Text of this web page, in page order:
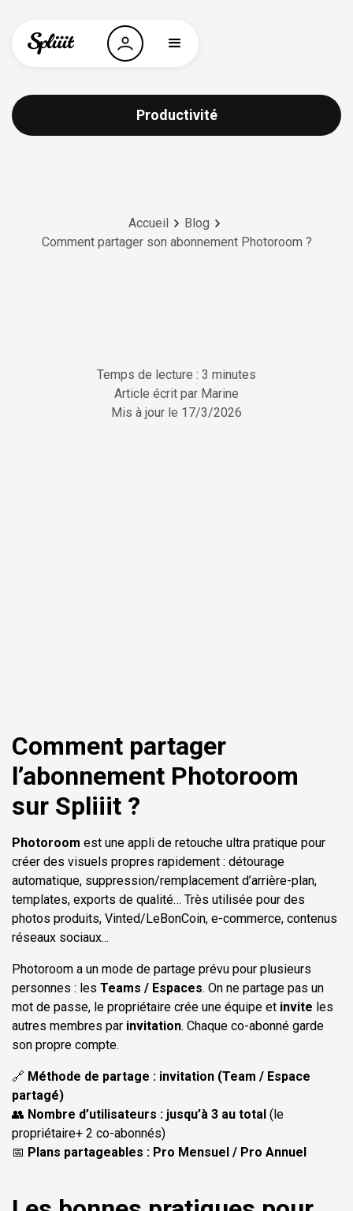
Productivité
Accueil
Blog
Comment partager son abonnement Photoroom ?
Temps de lecture : 3 minutes
Article écrit par Marine
Mis à jour le 17/3/2026
Comment partager
l’abonnement Photoroom
sur Spliiit ?
Photoroom est une appli de retouche ultra pratique pour
créer des visuels propres rapidement : détourage
automatique, suppression/remplacement d’arrière-plan,
templates, exports de qualité… Très utilisée pour des
photos produits, Vinted/LeBonCoin, e-commerce, contenus
réseaux sociaux...
Photoroom a un mode de partage prévu pour plusieurs
personnes : les Teams / Espaces. On ne partage pas un
mot de passe, le propriétaire crée une équipe et invite les
autres membres par invitation. Chaque co-abonné garde
son propre compte.
🔗 Méthode de partage : invitation (Team / Espace
partagé)
👥 Nombre d’utilisateurs : jusqu’à 3 au total (le
propriétaire+ 2 co-abonnés)
📅 Plans partageables : Pro Mensuel / Pro Annuel